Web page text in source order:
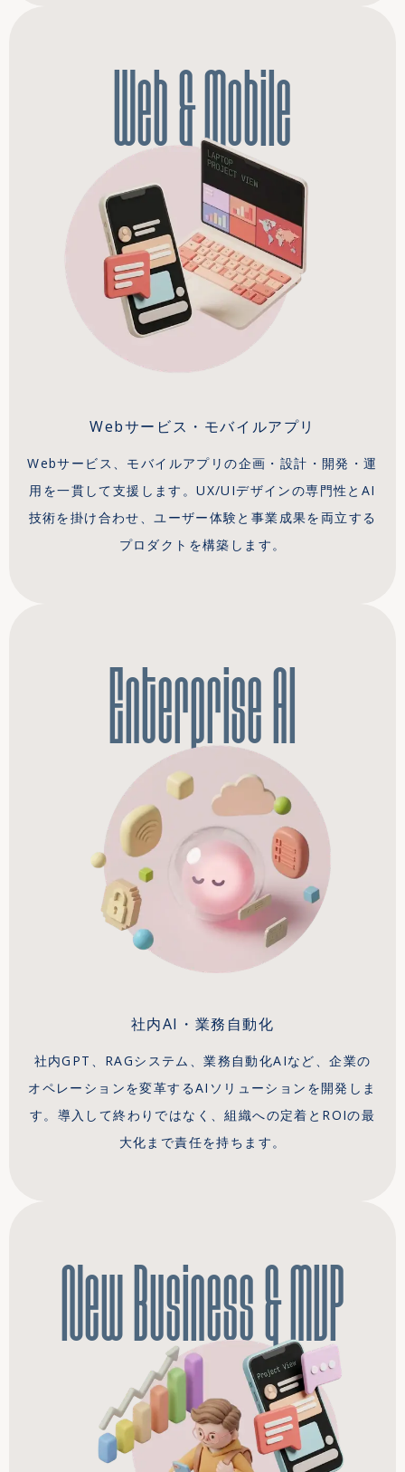
Web & Mobile
Webサービス・モバイルアプリ
Webサービス、モバイルアプリの企画・設計・開発・運
用を一貫して支援します。UX/UIデザインの専門性とAI
技術を掛け合わせ、ユーザー体験と事業成果を両立する
プロダクトを構築します。
Enterprise AI
社内AI・業務自動化
社内GPT、RAGシステム、業務自動化AIなど、企業の
オペレーションを変革するAIソリューションを開発しま
す。導入して終わりではなく、組織への定着とROIの最
大化まで責任を持ちます。
New Business & MVP